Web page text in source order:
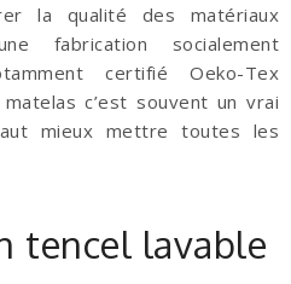
la qualité des matériaux
fabrication socialement
certifié Oeko-Tex
c’est souvent un vrai
mieux mettre toutes les
tencel lavable